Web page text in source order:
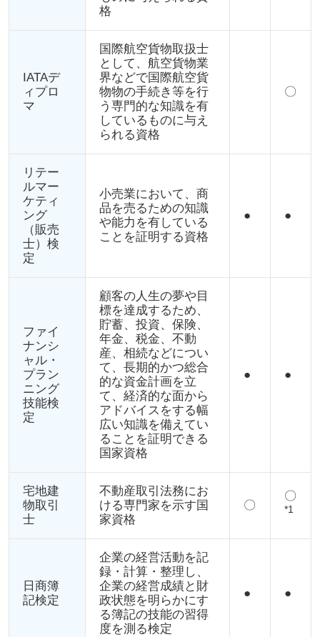
格
IATAデ
ィプロ
マ
国際航空貨物取扱士
として、航空貨物業
界などで国際航空貨
物物の手続き等を行
う専門的な知識を有
しているものに与え
られる資格
〇
リテー
ルマー
ケティ
ング
（販売
士）検
定
小売業において、商
品を売るための知識
や能力を有している
ことを証明する資格
● ●
ファイ
ナンシ
ャル・
プラン
ニング
技能検
定
顧客の人生の夢や目
標を達成するため、
貯蓄、投資、保険、
年金、税金、不動
産、相続などについ
て、長期的かつ総合
的な資金計画を立
て、経済的な面から
アドバイスをする幅
広い知識を備えてい
ることを証明できる
国家資格
● ●
宅地建
物取引
士
不動産取引法務にお
ける専門家を示す国
家資格
〇
〇
*1
日商簿
記検定
企業の経営活動を記
録・計算・整理し、
企業の経営成績と財
政状態を明らかにす
る簿記の技能の習得
度を測る検定
● ●